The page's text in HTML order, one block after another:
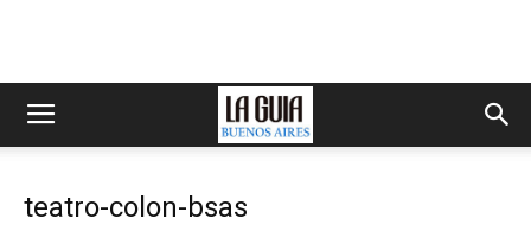
teatro-colon-bsas